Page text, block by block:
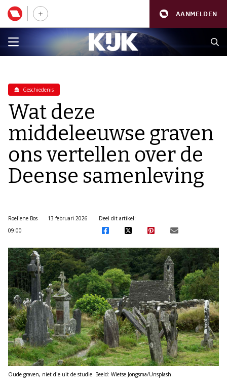
AANMELDEN
Geschiedenis
Wat deze
middeleeuwse graven
ons vertellen over de
Deense samenleving
Roeliene Bos
13 februari 2026
09:00
Deel dit artikel:
Oude graven, niet die uit de studie. Beeld: Wietse Jongsma/Unsplash.